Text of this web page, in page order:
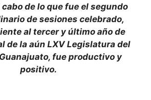
de lo que fue el segundo
de sesiones celebrado,
al tercer y último año de
de la aún LXV Legislatura del
fue productivo y
positivo.